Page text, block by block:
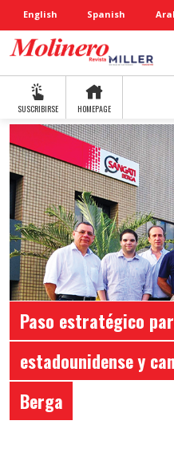
English Spanish
SUSCRIBIRSE HOMEPAGE
Paso estratégico
estadounidense y
Berga